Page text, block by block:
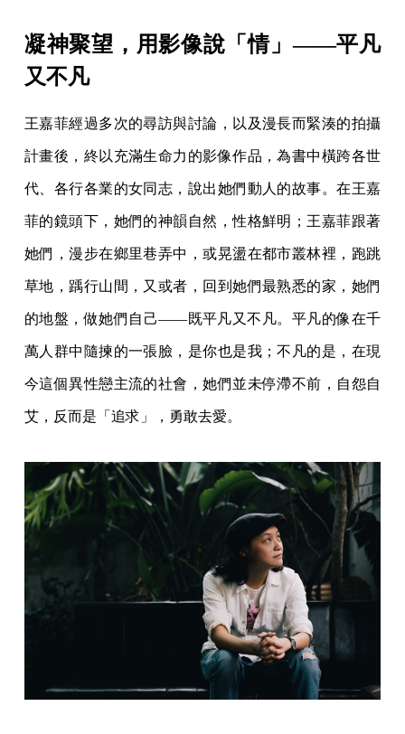
凝神聚望，用影像說「情」——平凡
又不凡
王嘉菲經過多次的尋訪與討論，以及漫長而緊湊的拍攝
計畫後，終以充滿生命力的影像作品，為書中橫跨各世
代、各行各業的女同志，說出她們動人的故事。在王嘉
菲的鏡頭下，她們的神韻自然，性格鮮明；王嘉菲跟著
她們，漫步在鄉里巷弄中，或晃盪在都市叢林裡，跑跳
草地，踽行山間，又或者，回到她們最熟悉的家，她們
的地盤，做她們自己——既平凡又不凡。平凡的像在千
萬人群中隨揀的一張臉，是你也是我；不凡的是，在現
今這個異性戀主流的社會，她們並未停滯不前，自怨自
艾，反而是「追求」，勇敢去愛。